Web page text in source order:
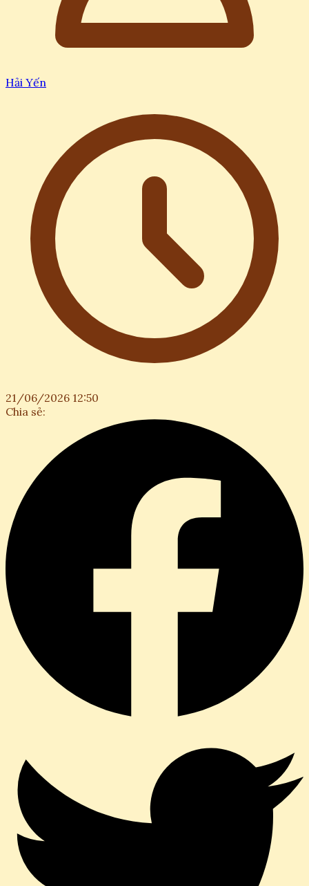
Hải Yến
21/06/2026 12:50
Chia sẻ: